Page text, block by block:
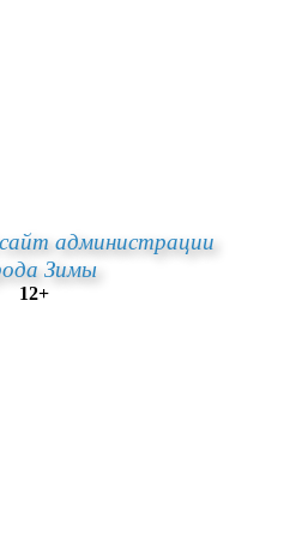
администрации
Зимы
12+